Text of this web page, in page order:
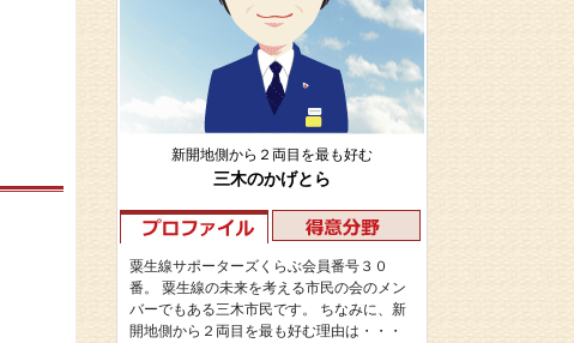
新開地側から２両目を最も好む
三木のかげとら
粟生線サポーターズくらぶ会員番号３０
番。 粟生線の未来を考える市民の会のメン
バーでもある三木市民です。 ちなみに、新
開地側から２両目を最も好む理由は・・・